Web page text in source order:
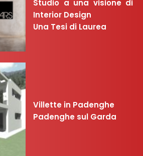
Studio a una visione di
Interior Design
Una Tesi di Laurea
Villette in Padenghe
Padenghe sul Garda